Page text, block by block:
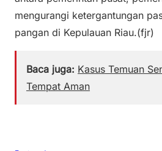
mengurangi ketergantungan
pangan di Kepulauan Riau.(fjr)
Baca juga: Kasus Temuan
Tempat Aman